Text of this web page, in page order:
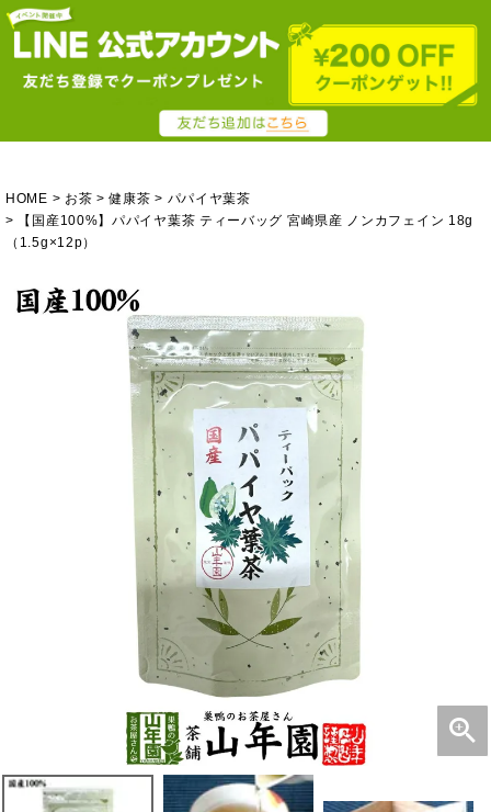
HOME お茶 健康茶
パパイヤ葉茶
【国産100%】パパイヤ葉茶 ティーバッグ 宮崎県産 ノンカフェイン 18g
（1.5g×12p）